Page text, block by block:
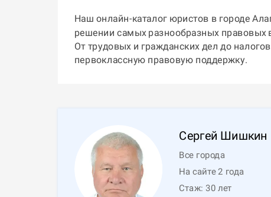
Наш онлайн-каталог юристов в городе
решении самых разнообразных правовых
От трудовых и гражданских дел до
первоклассную правовую поддержку.
Сергей Шишкин
Все города
На сайте 2 года
Стаж:30 лет